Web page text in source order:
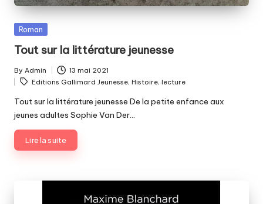
Posted
Roman
Tout sur la littérature jeunesse
Posted
by
By Admin 13 mai 2021
Tags:
Editions Gallimard Jeunesse, Histoire, lecture
Tout sur la littérature jeunesse De la petite enfance aux
jeunes adultes Sophie Van Der…
Lire la suite